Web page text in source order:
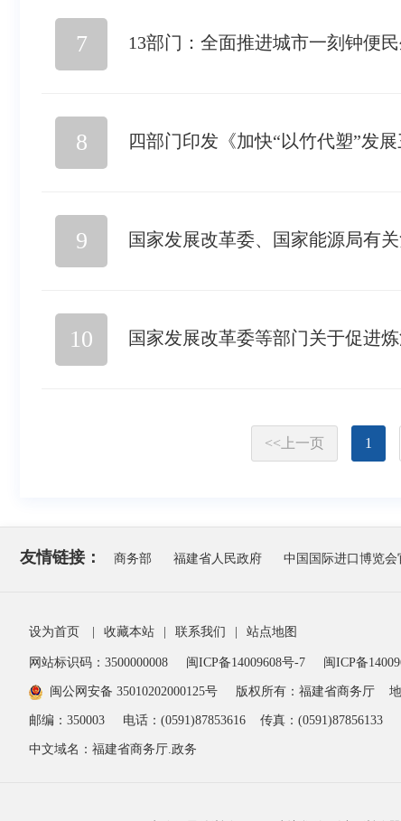
7 13部门：全面推进城市一刻钟便
8 四部门印发《加快“以竹代塑”发展
9
10 国家发展改革委等部门关于促进
<< 上一页 1
友情链接： 商务部 福建省人民政府 中国国际进口博览会
设为首页 收藏本站 联系我们 站点地图
网站标识码：3500000008 闽ICP备14009608号-7 闽ICP备
闽公网安备 35010202000125号 版权所有：福建省商务厅
邮编：350003 电话：(0591)87853616 传真：(0591)87856133
中文域名：福建省商务厅.政务